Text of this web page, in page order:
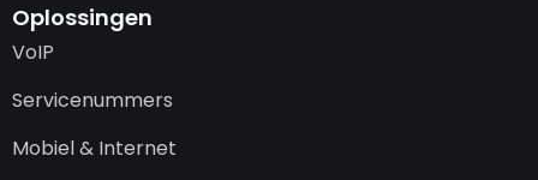
Oplossingen
VoIP
Servicenummers
Mobiel & Internet